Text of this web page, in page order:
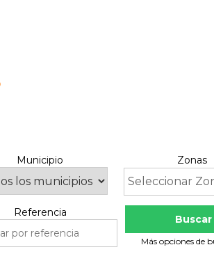
Municipio Zonas
Seleccionar
Referencia
Buscar
Más opciones de